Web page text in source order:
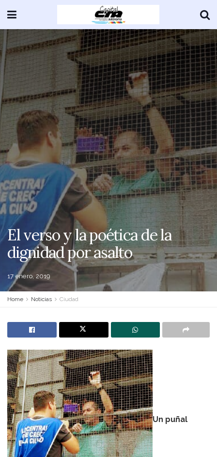
El verso y la poética de la
dignidad por asalto
17 enero, 2019
Home Noticias Ciudad
Un puñal